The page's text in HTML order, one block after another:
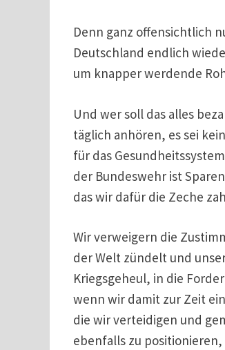
Denn ganz offensichtlich
Deutschland endlich
um knapper werdende
Und wer soll das alles
täglich anhören, es sei
für das
der Bundeswehr ist
das wir dafür die Zeche
Wir verweigern die
der Welt zündelt und
Kriegsgeheul, in die
wenn wir damit zur Zeit
die wir verteidigen und
ebenfalls zu